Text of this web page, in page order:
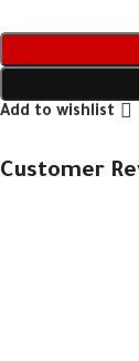
Add to wishlist
Customer